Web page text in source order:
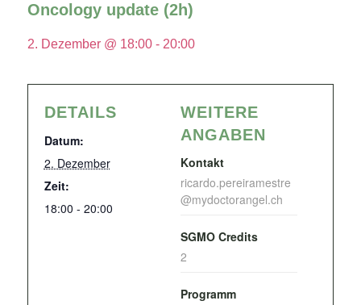
Oncology update (2h)
2. Dezember @ 18:00- 20:00
DETAILS
Datum:
2. Dezember
Zeit:
18:00 - 20:00
WEITERE
ANGABEN
Kontakt
ricardo.pereiramestre
@mydoctorangel.ch
SGMO Credits
2
Programm